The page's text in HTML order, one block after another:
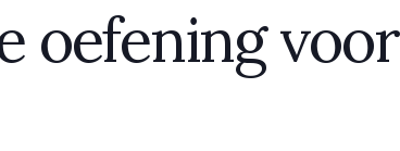
oefening voor